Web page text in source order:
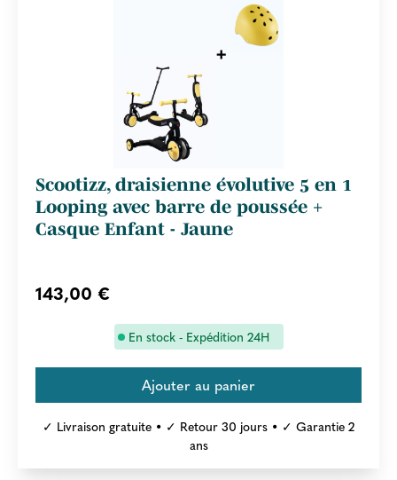
Scootizz, draisienne évolutive 5 en 1
Looping avec barre de poussée +
Casque Enfant - Jaune
143,00 €
En stock - Expédition 24H
✓ Livraison gratuite • ✓ Retour 30 jours • ✓ Garantie 2
ans